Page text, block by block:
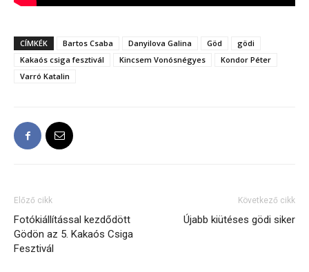
CÍMKÉK Bartos Csaba Danyilova Galina Göd
gödi
Kakaós csiga fesztivál
Kincsem Vonósnégyes
Kondor Péter
Varró Katalin
Előző cikk
Fotókiállítással kezdődött
Gödön az 5. Kakaós Csiga
Fesztivál
Következő cikk
Újabb kiütéses gödi siker